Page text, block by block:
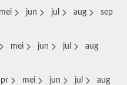
mei jun jul aug
sep
mei jun jul
aug
mei jun jul
aug